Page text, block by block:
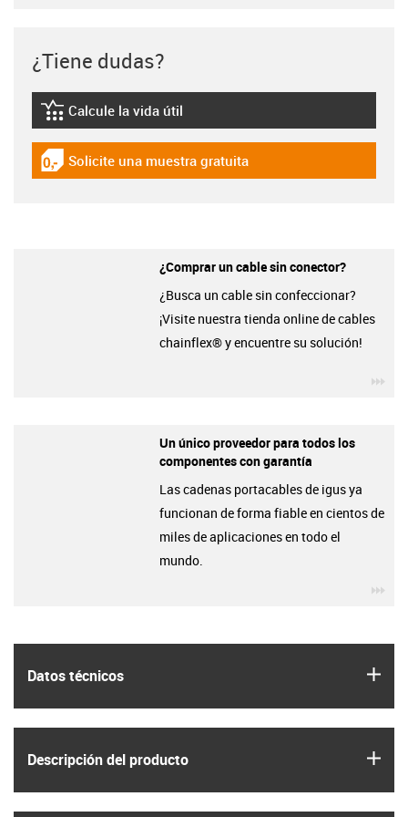
Datos técnicos
Descripción del producto
¿Tiene dudas?
igus-icon-lebensdauerrechner
Calcule la vida útil
igus-icon-gratismuster
Solicite una muestra gratuita
¿Comprar un cable sin conector?
¿Busca un cable sin confeccionar?
¡Visite nuestra tienda online de cables
chainflex® y encuentre su solución!
Un único proveedor para todos los
componentes con garantía
Las cadenas portacables de igus ya
funcionan de forma fiable en cientos de
miles de aplicaciones en todo el
mundo.